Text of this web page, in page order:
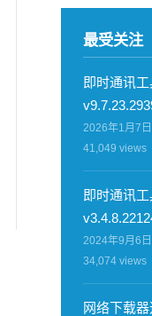
最受关注
即时通讯
2026年1月7日
41,049 views
即时通讯
2024年9月6日
34,074 views
网络下载